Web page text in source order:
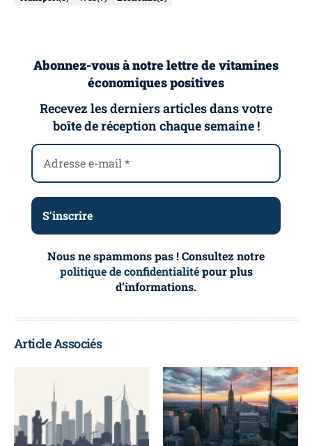
Abonnez-vous à notre lettre de vitamines
économiques positives
Recevez les derniers articles dans votre
boîte de réception chaque semaine !
Nous ne spammons pas ! Consultez notre
politique de confidentialitépour plus
d’informations.
Article Associés